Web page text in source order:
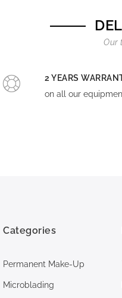
Our
2 YEARS
on all our
Categories
Permanent Make-Up
Microblading